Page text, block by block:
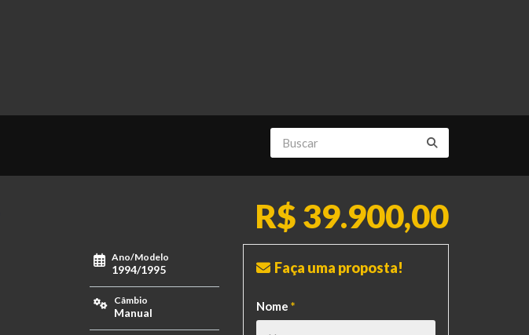
R$ 39.900,00
Ano/Modelo
1994/1995
Câmbio
Manual
Faça uma proposta!
Nome *